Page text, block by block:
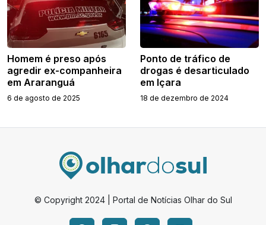
Homem é preso após
agredir ex-companheira
em Araranguá
6 de agosto de 2025
Ponto de tráfico de
drogas é desarticulado
em Içara
18 de dezembro de 2024
© Copyright 2024 | Portal de Notícias Olhar do Sul